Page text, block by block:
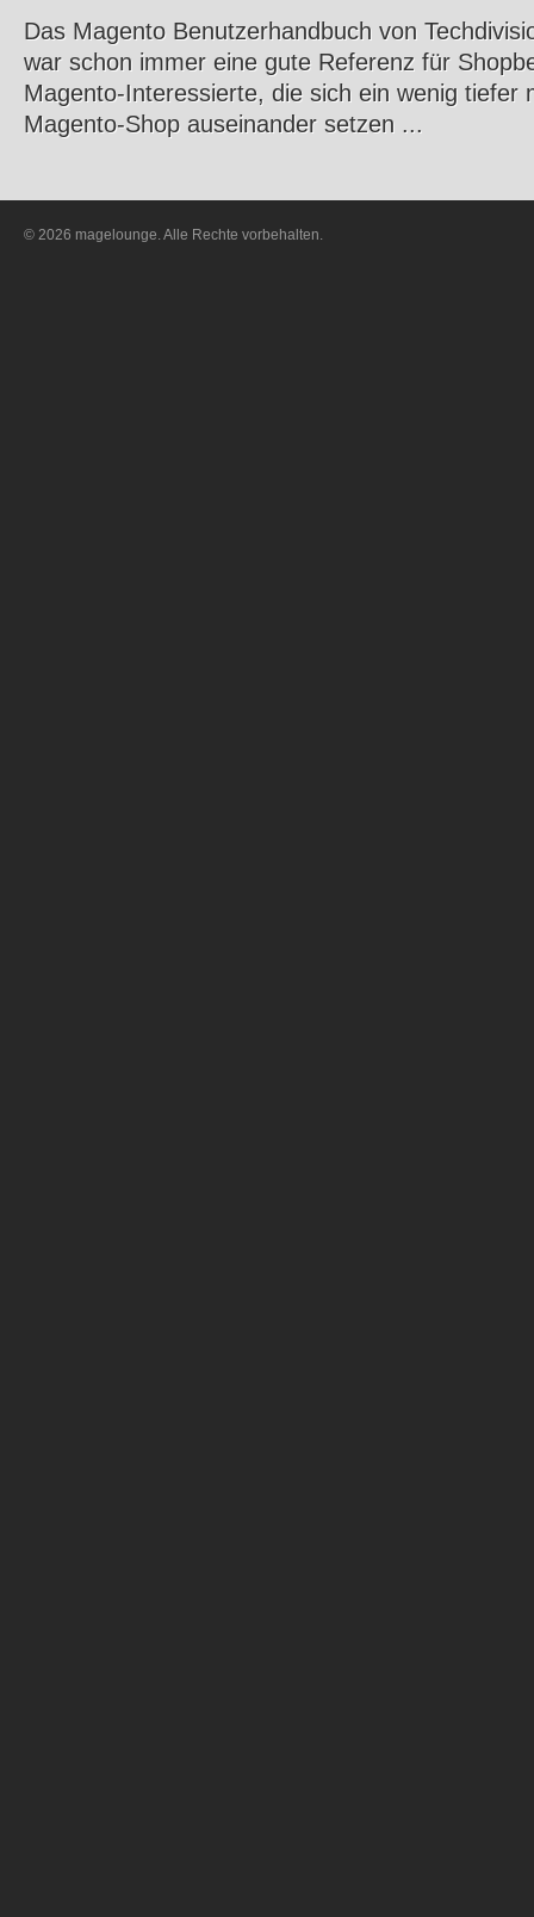
Das Magento Benutzerhandbuch von
war schon immer eine gute Referenz für
Magento-Interessierte, die sich ein wenig tiefer
Magento-Shop auseinander setzen ...
© 2026 magelounge. Alle Rechte vorbehalten.